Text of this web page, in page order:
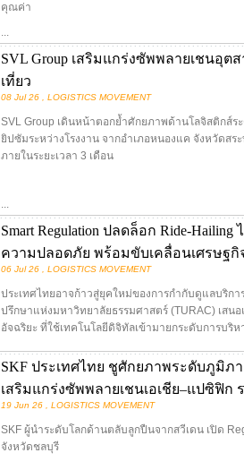
คุณค่า
...
SVL Group เสริมแกร่งซัพพลายเชนอุ
เที่ยว
08 Jul 26 , LOGISTICS MOVEMENT
SVL Group เดินหน้าตอกย้ำศักยภาพด้านโลจิสติกส์ร
ยิปซัมระหว่างโรงงาน จากอำเภอหนองแค จังหวัดส
ภายในระยะเวลา 3 เดือน
...
Smart Regulation ปลดล็อก Ride-
ความปลอดภัย พร้อมขับเคลื่อนเศรษฐกิ
06 Jul 26 , LOGISTICS MOVEMENT
ประเทศไทยอาจก้าวสู่ยุคใหม่ของการกำกับดูแลบริก
ปรึกษาแห่งมหาวิทยาลัยธรรมศาสตร์ (TURAC) เสน
อัจฉริยะ ที่ใช้เทคโนโลยีดิจิทัลเข้ามายกระดับการบริห
SKF ประเทศไทย ชูศักยภาพระดับภูมิภา
เสริมแกร่งซัพพลายเชนเอเชีย–แปซิฟิก
19 Jun 26 , LOGISTICS MOVEMENT
SKF ผู้นำระดับโลกด้านตลับลูกปืนจากสวีเดน เปิด
จังหวัดชลบุรี